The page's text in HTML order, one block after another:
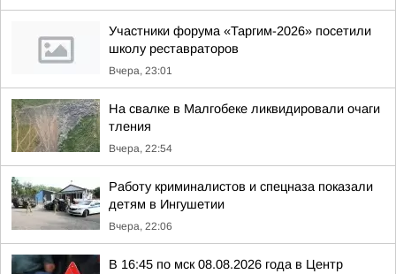
Участники форума «Таргим-2026» посетили
школу реставраторов
Вчера, 23:01
На свалке в Малгобеке ликвидировали очаги
тления
Вчера, 22:54
Работу криминалистов и спецназа показали
детям в Ингушетии
Вчера, 22:06
В 16:45 по мск 08.08.2026 года в Центр